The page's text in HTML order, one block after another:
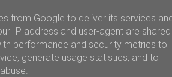
telegram
from Google to deliver its services
IP address and user-agent are shared
performance and security metrics to
generate usage statistics, and to